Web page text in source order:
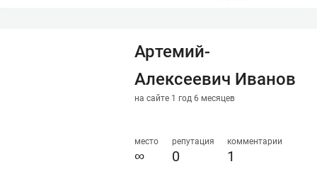
Артемий-
Алексеевич Иванов
на сайте 1 год 6 месяцев
место
∞
репутация
0
комментарии
1